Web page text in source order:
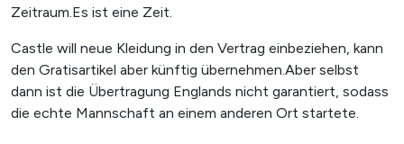
Zeitraum.Es ist eine Zeit.
Castle will neue Kleidung in den Vertrag einbeziehen, kann
den Gratisartikel aber künftig übernehmen.Aber selbst
dann ist die Übertragung Englands nicht garantiert, sodass
die echte Mannschaft an einem anderen Ort startete.